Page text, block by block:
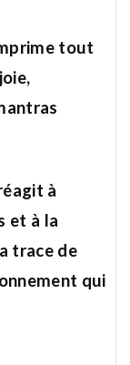
tout
à
et à la
trace de
qui